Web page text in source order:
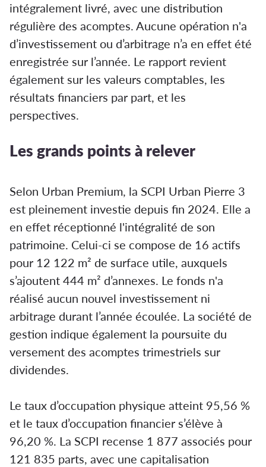
intégralement livré, avec une distribution
régulière des acomptes. Aucune opération n'a
d’investissement ou d’arbitrage n’a en effet été
enregistrée sur l’année. Le rapport revient
également sur les valeurs comptables, les
résultats financiers par part, et les
perspectives.
Les grands points à relever
Selon Urban Premium, la SCPI Urban Pierre 3
est pleinement investie depuis fin 2024. Elle a
en effet réceptionné l'intégralité de son
patrimoine. Celui-ci se compose de 16 actifs
pour 12 122 m² de surface utile, auxquels
s’ajoutent 444 m² d’annexes. Le fonds n'a
réalisé aucun nouvel investissement ni
arbitrage durant l’année écoulée. La société de
gestion indique également la poursuite du
versement des acomptes trimestriels sur
dividendes.
Le taux d’occupation physique atteint 95,56 %
et le taux d’occupation financier s’élève à
96,20 %. La SCPI recense 1 877 associés pour
121 835 parts, avec une capitalisation